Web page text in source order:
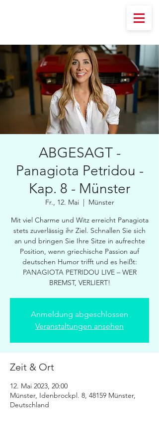
ABGESAGT -
Panagiota Petridou -
Kap. 8 - Münster
Fr., 12. Mai
  |
Münster
Mit viel Charme und Witz erreicht Panagiota
stets zuverlässig ihr Ziel. Schnallen Sie sich
an und bringen Sie Ihre Sitze in aufrechte
Position, wenn griechische Passion auf
deutschen Humor trifft und es heißt:
PANAGIOTA PETRIDOU LIVE – WER
Anmeldung abgeschlossen
Veranstaltungen ansehen
Zeit & Ort
12. Mai 2023, 20:00
Münster, Idenbrockpl. 8, 48159 Münster,
Deutschland